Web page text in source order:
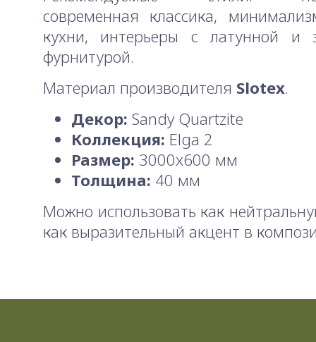
современная классика,
кухни, интерьеры с латунной и
фурнитурой.
Материал производителя Slotex.
Декор: Sandy Quartzite
Коллекция: Elga 2
Размер: 3000x600 мм
Толщина: 40 мм
Можно использовать как
как выразительный акцент в